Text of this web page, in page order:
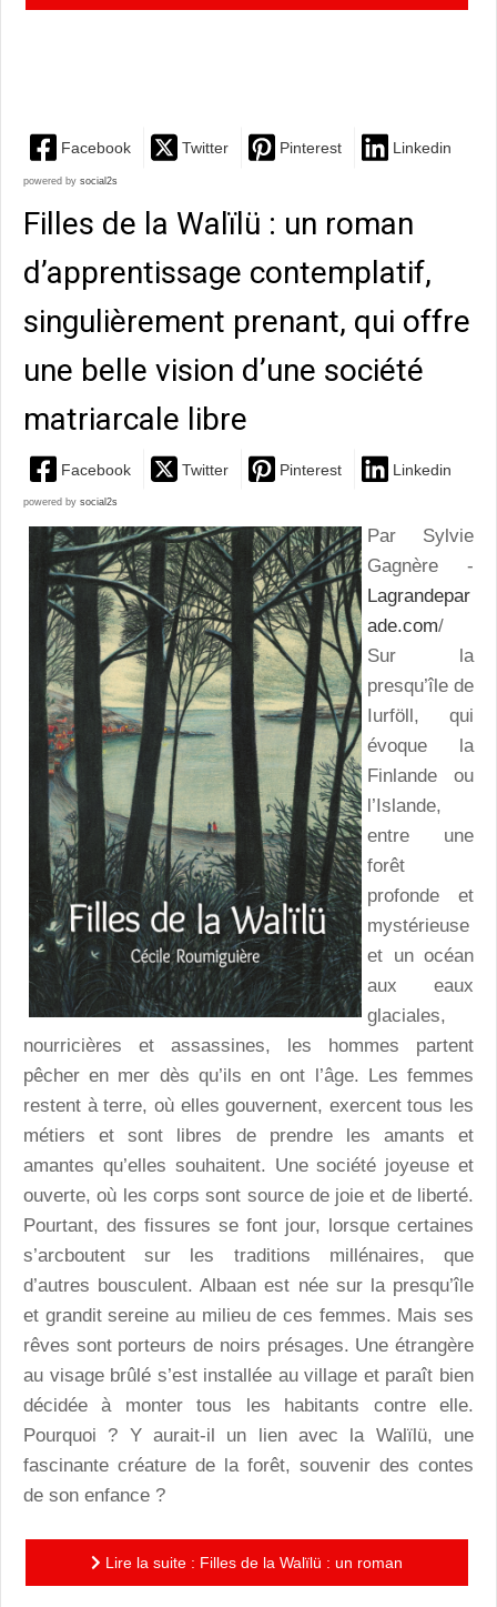
Facebook Twitter Pinterest Linkedin
powered by social2s
Filles de la Walïlü : un roman
d’apprentissage contemplatif,
singulièrement prenant, qui offre
une belle vision d’une société
matriarcale libre
Facebook Twitter Pinterest Linkedin
powered by social2s
Par Sylvie
Gagnère -
Lagrandepar
ade.com/
Sur la
presqu’île de
Iurföll, qui
évoque la
Finlande ou
l’Islande,
entre une
forêt
profonde et
mystérieuse
et un océan
aux eaux
glaciales,
nourricières et assassines, les hommes partent
pêcher en mer dès qu’ils en ont l’âge. Les femmes
restent à terre, où elles gouvernent, exercent tous les
métiers et sont libres de prendre les amants et
amantes qu’elles souhaitent. Une société joyeuse et
ouverte, où les corps sont source de joie et de liberté.
Pourtant, des fissures se font jour, lorsque certaines
s’arcboutent sur les traditions millénaires, que
d’autres bousculent. Albaan est née sur la presqu’île
et grandit sereine au milieu de ces femmes. Mais ses
rêves sont porteurs de noirs présages. Une étrangère
au visage brûlé s’est installée au village et paraît bien
décidée à monter tous les habitants contre elle.
Pourquoi ? Y aurait-il un lien avec la Walïlü, une
fascinante créature de la forêt, souvenir des contes
de son enfance ?
Lire la suite : Filles de la Walïlü : un roman